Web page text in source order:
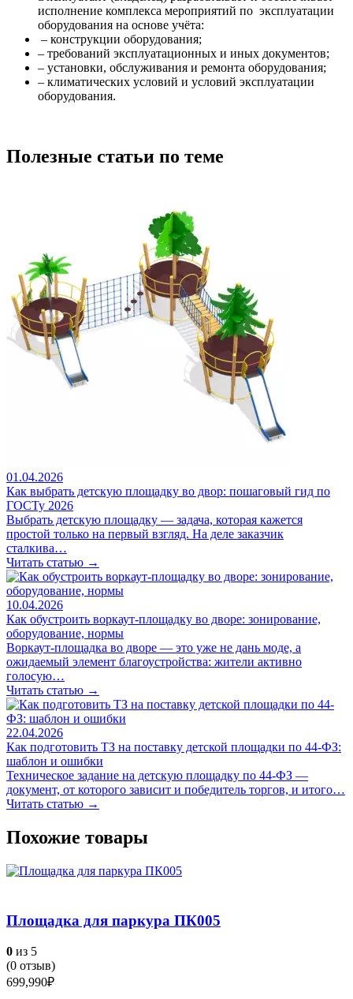
исполнение комплекса мероприятий по эксплуатации
оборудования на основе учёта:
– конструкции оборудования;
– требований эксплуатационных и иных документов;
– установки, обслуживания и ремонта оборудования;
– климатических условий и условий эксплуатации
оборудования.
Полезные статьи по теме
01.04.2026
Как выбрать детскую площадку во двор: пошаговый гид по
ГОСТу 2026
Выбрать детскую площадку — задача, которая кажется
простой только на первый взгляд. На деле заказчик
сталкива…
Читать статью →
10.04.2026
Как обустроить воркаут-площадку во дворе: зонирование,
оборудование, нормы
Воркаут-площадка во дворе — это уже не дань моде, а
ожидаемый элемент благоустройства: жители активно
голосую…
Читать статью →
22.04.2026
Как подготовить ТЗ на поставку детской площадки по 44-ФЗ:
шаблон и ошибки
Техническое задание на детскую площадку по 44-ФЗ —
документ, от которого зависит и победитель торгов, и итого…
Читать статью →
Похожие товары
Площадка для паркура ПК005
0 из 5
(0 отзыв)
699,990₽